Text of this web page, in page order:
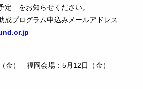
をお知らせください。
プログラム申込みメールアドレス
） 福岡会場：5月12日（金）